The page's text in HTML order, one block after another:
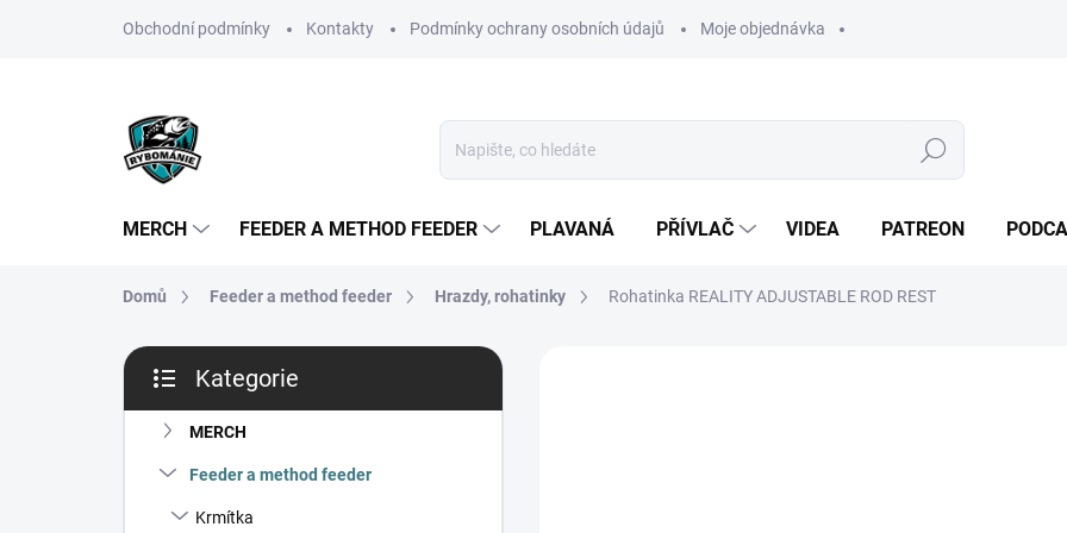
Obchodní podmínky Kontakty Podmínky ochrany osobních údajů Moje objednávka
Hledat
MERCH FEEDER A METHOD FEEDER PLAVANÁ PŘÍVLAČ VIDEA PATREON
Domů Feeder a method feeder Hrazdy, rohatinky Rohatinka REALITY ADJUSTABLE ROD REST
P
s
kategorie
Kategorie
MERCH
Feeder a method feeder
Krmítka